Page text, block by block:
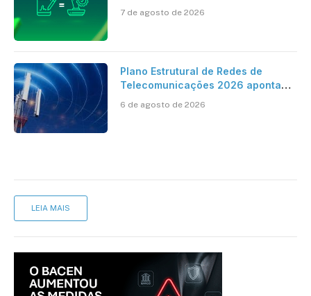
cartório
7 de agosto de 2026
Plano Estrutural de Redes de
Telecomunicações 2026 aponta
mantém desafio
6 de agosto de 2026
LEIA MAIS